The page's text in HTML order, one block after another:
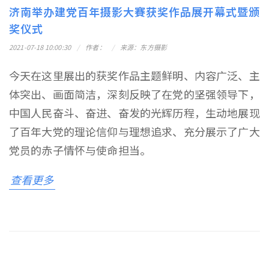
济南举办建党百年摄影大賽获奖作品展开幕式暨颁
奖仪式
2021-07-18 10:00:30 作者： 来源：东方摄影
今天在这里展出的获奖作品主题鲜明、内容广泛、主
体突出、画面简洁，深刻反映了在党的坚强领导下，
中国人民奋斗、奋进、奋发的光辉历程，生动地展现
了百年大党的理论信仰与理想追求、充分展示了广大
党员的赤子情怀与使命担当。
查看更多